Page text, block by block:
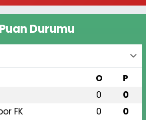
Durumu
O P
0 0
FK 0 0